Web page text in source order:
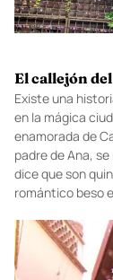
El callejón
Existe una
en la mágica
enamorada de
padre de Ana,
dice que son